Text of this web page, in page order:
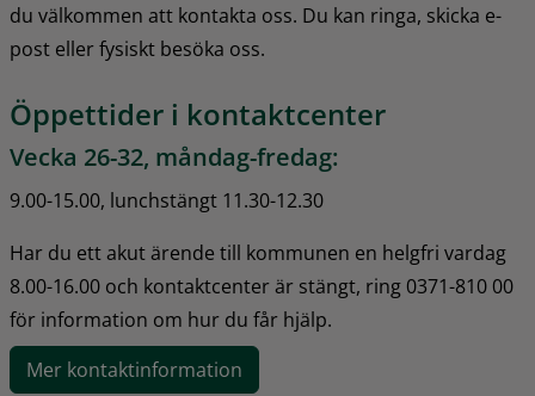
du välkommen att kontakta oss. Du kan ringa, skicka e-
post eller fysiskt besöka oss.
Öppettider i kontaktcenter
Vecka 26-32, måndag-fredag:
9.00-15.00, lunchstängt 11.30-12.30
Har du ett akut ärende till kommunen en helgfri vardag
8.00-16.00 och kontaktcenter är stängt, ring 0371-810 00
för information om hur du får hjälp.
Mer kontaktinformation